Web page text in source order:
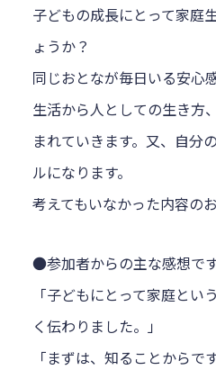
子どもの成長にとって家庭
ょうか？
同じおとなが毎日いる安心
生活から人としての生き方
まれていきます。又、自分
ルになります。
考えてもいなかった内容の
●参加者からの主な感想です
「子どもにとって家庭とい
く伝わりました。」
「まずは、知ることからで